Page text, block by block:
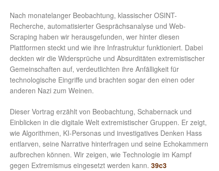
Nach monatelanger Beobachtung, klassischer OSINT-
Recherche, automatisierter Gesprächsanalyse und Web-
Scraping haben wir herausgefunden, wer hinter diesen
Plattformen steckt und wie ihre Infrastruktur funktioniert. Dabei
deckten wir die Widersprüche und Absurditäten extremistischer
Gemeinschaften auf, verdeutlichten ihre Anfälligkeit für
technologische Eingriffe und brachten sogar den einen oder
anderen Nazi zum Weinen.
Dieser Vortrag erzählt von Beobachtung, Schabernack und
Einblicken in die digitale Welt extremistischer Gruppen. Er zeigt,
wie Algorithmen, KI-Personas und investigatives Denken Hass
entlarven, seine Narrative hinterfragen und seine Echokammern
aufbrechen können. Wir zeigen, wie Technologie im Kampf
gegen Extremismus eingesetzt werden kann. 39c3